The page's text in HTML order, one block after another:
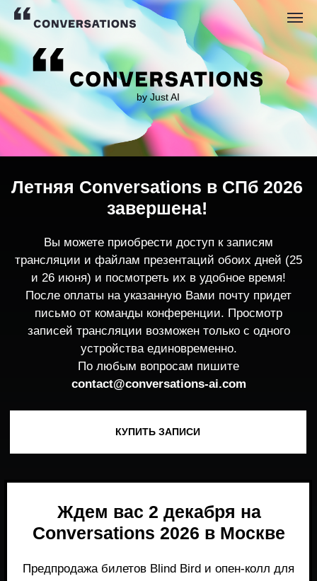
by Just AI
трансляции и файлам презентаций обоих дней (25
После оплаты на указанную Вами почту придет
записей трансляции возможен только с одного
устройства единовременно.
По любым вопросам пишите
contact@conversations-ai.co m
Летняя Conversations в СПб 2026
завершена!
Ждем вас 2 декабря на
Conversations 2026 в Москве
ПОДПИСАТЬСЯ НА НОВОСТИ